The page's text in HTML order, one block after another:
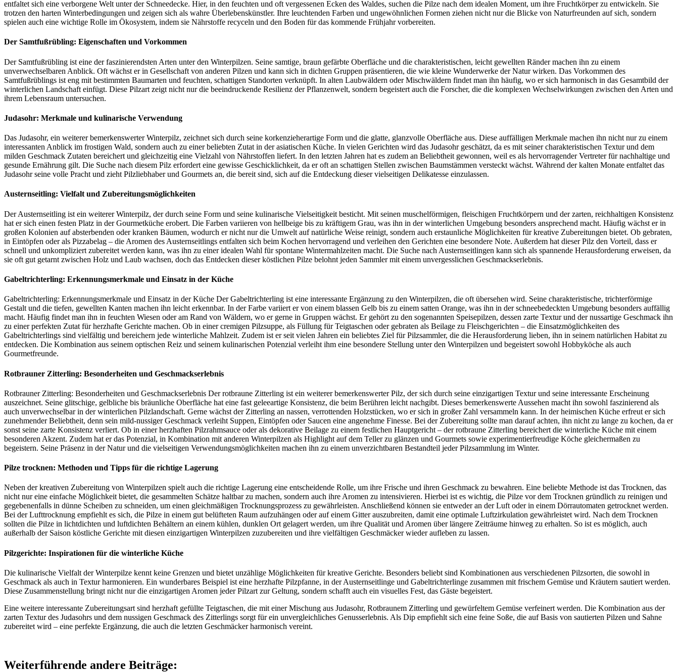
entfaltet sich eine verborgene Welt unter der Schneedecke. Hier, in den feuchten und oft vergessenen Ecken des Waldes, suchen die Pilze nach dem idealen Moment, um ihre Fruchtkörper zu entwickeln. Sie
trotzen den harten Winterbedingungen und zeigen sich als wahre Überlebenskünstler. Ihre leuchtenden Farben und ungewöhnlichen Formen ziehen nicht nur die Blicke von Naturfreunden auf sich, sondern
spielen auch eine wichtige Rolle im Ökosystem, indem sie Nährstoffe recyceln und den Boden für das kommende Frühjahr vorbereiten.
Der Samtfußrübling: Eigenschaften und Vorkommen
Der Samtfußrübling ist eine der faszinierendsten Arten unter den Winterpilzen. Seine samtige, braun gefärbte Oberfläche und die charakteristischen, leicht gewellten Ränder machen ihn zu einem
unverwechselbaren Anblick. Oft wächst er in Gesellschaft von anderen Pilzen und kann sich in dichten Gruppen präsentieren, die wie kleine Wunderwerke der Natur wirken. Das Vorkommen des
Samtfußrüblings ist eng mit bestimmten Baumarten und feuchten, schattigen Standorten verknüpft. In alten Laubwäldern oder Mischwäldern findet man ihn häufig, wo er sich harmonisch in das Gesamtbild der
winterlichen Landschaft einfügt. Diese Pilzart zeigt nicht nur die beeindruckende Resilienz der Pflanzenwelt, sondern begeistert auch die Forscher, die die komplexen Wechselwirkungen zwischen den Arten und
ihrem Lebensraum untersuchen.
Judasohr: Merkmale und kulinarische Verwendung
Das Judasohr, ein weiterer bemerkenswerter Winterpilz, zeichnet sich durch seine korkenzieherartige Form und die glatte, glanzvolle Oberfläche aus. Diese auffälligen Merkmale machen ihn nicht nur zu einem
interessanten Anblick im frostigen Wald, sondern auch zu einer beliebten Zutat in der asiatischen Küche. In vielen Gerichten wird das Judasohr geschätzt, da es mit seiner charakteristischen Textur und dem
milden Geschmack Zutaten bereichert und gleichzeitig eine Vielzahl von Nährstoffen liefert. In den letzten Jahren hat es zudem an Beliebtheit gewonnen, weil es als hervorragender Vertreter für nachhaltige und
gesunde Ernährung gilt. Die Suche nach diesem Pilz erfordert eine gewisse Geschicklichkeit, da er oft an schattigen Stellen zwischen Baumstämmen versteckt wächst. Während der kalten Monate entfaltet das
Judasohr seine volle Pracht und zieht Pilzliebhaber und Gourmets an, die bereit sind, sich auf die Entdeckung dieser vielseitigen Delikatesse einzulassen.
Austernseitling: Vielfalt und Zubereitungsmöglichkeiten
Der Austernseitling ist ein weiterer Winterpilz, der durch seine Form und seine kulinarische Vielseitigkeit besticht. Mit seinen muschelförmigen, fleischigen Fruchtkörpern und der zarten, reichhaltigen Konsistenz
hat er sich einen festen Platz in der Gourmetküche erobert. Die Farben variieren von hellbeige bis zu kräftigem Grau, was ihn in der winterlichen Umgebung besonders ansprechend macht. Häufig wächst er in
großen Kolonien auf absterbenden oder kranken Bäumen, wodurch er nicht nur die Umwelt auf natürliche Weise reinigt, sondern auch erstaunliche Möglichkeiten für kreative Zubereitungen bietet. Ob gebraten,
in Eintöpfen oder als Pizzabelag – die Aromen des Austernseitlings entfalten sich beim Kochen hervorragend und verleihen den Gerichten eine besondere Note. Außerdem hat dieser Pilz den Vorteil, dass er
schnell und unkompliziert zubereitet werden kann, was ihn zu einer idealen Wahl für spontane Wintermahlzeiten macht. Die Suche nach Austernseitlingen kann sich als spannende Herausforderung erweisen, da
sie oft gut getarnt zwischen Holz und Laub wachsen, doch das Entdecken dieser köstlichen Pilze belohnt jeden Sammler mit einem unvergesslichen Geschmackserlebnis.
Gabeltrichterling: Erkennungsmerkmale und Einsatz in der Küche
Gabeltrichterling: Erkennungsmerkmale und Einsatz in der Küche Der Gabeltrichterling ist eine interessante Ergänzung zu den Winterpilzen, die oft übersehen wird. Seine charakteristische, trichterförmige
Gestalt und die tiefen, gewellten Kanten machen ihn leicht erkennbar. In der Farbe variiert er von einem blassen Gelb bis zu einem satten Orange, was ihn in der schneebedeckten Umgebung besonders auffällig
macht. Häufig findet man ihn in feuchten Wiesen oder am Rand von Wäldern, wo er gerne in Gruppen wächst. Er gehört zu den sogenannten Speisepilzen, dessen zarte Textur und der nussartige Geschmack ihn
zu einer perfekten Zutat für herzhafte Gerichte machen. Ob in einer cremigen Pilzsuppe, als Füllung für Teigtaschen oder gebraten als Beilage zu Fleischgerichten – die Einsatzmöglichkeiten des
Gabeltrichterlings sind vielfältig und bereichern jede winterliche Mahlzeit. Zudem ist er seit vielen Jahren ein beliebtes Ziel für Pilzsammler, die die Herausforderung lieben, ihn in seinem natürlichen Habitat zu
entdecken. Die Kombination aus seinem optischen Reiz und seinem kulinarischen Potenzial verleiht ihm eine besondere Stellung unter den Winterpilzen und begeistert sowohl Hobbyköche als auch
Gourmetfreunde.
Rotbrauner Zitterling: Besonderheiten und Geschmackserlebnis
Rotbrauner Zitterling: Besonderheiten und Geschmackserlebnis Der rotbraune Zitterling ist ein weiterer bemerkenswerter Pilz, der sich durch seine einzigartigen Textur und seine interessante Erscheinung
auszeichnet. Seine glitschige, gelbliche bis bräunliche Oberfläche hat eine fast geleeartige Konsistenz, die beim Berühren leicht nachgibt. Dieses bemerkenswerte Aussehen macht ihn sowohl faszinierend als
auch unverwechselbar in der winterlichen Pilzlandschaft. Gerne wächst der Zitterling an nassen, verrottenden Holzstücken, wo er sich in großer Zahl versammeln kann. In der heimischen Küche erfreut er sich
zunehmender Beliebtheit, denn sein mild-nussiger Geschmack verleiht Suppen, Eintöpfen oder Saucen eine angenehme Finesse. Bei der Zubereitung sollte man darauf achten, ihn nicht zu lange zu kochen, da er
sonst seine zarte Konsistenz verliert. Ob in einer herzhaften Pilzrahmsauce oder als dekorative Beilage zu einem festlichen Hauptgericht – der rotbraune Zitterling bereichert die winterliche Küche mit einem
besonderen Akzent. Zudem hat er das Potenzial, in Kombination mit anderen Winterpilzen als Highlight auf dem Teller zu glänzen und Gourmets sowie experimentierfreudige Köche gleichermaßen zu
begeistern. Seine Präsenz in der Natur und die vielseitigen Verwendungsmöglichkeiten machen ihn zu einem unverzichtbaren Bestandteil jeder Pilzsammlung im Winter.
Pilze trocknen: Methoden und Tipps für die richtige Lagerung
Neben der kreativen Zubereitung von Winterpilzen spielt auch die richtige Lagerung eine entscheidende Rolle, um ihre Frische und ihren Geschmack zu bewahren. Eine beliebte Methode ist das Trocknen, das
nicht nur eine einfache Möglichkeit bietet, die gesammelten Schätze haltbar zu machen, sondern auch ihre Aromen zu intensivieren. Hierbei ist es wichtig, die Pilze vor dem Trocknen gründlich zu reinigen und
gegebenenfalls in dünne Scheiben zu schneiden, um einen gleichmäßigen Trocknungsprozess zu gewährleisten. Anschließend können sie entweder an der Luft oder in einem Dörrautomaten getrocknet werden.
Bei der Lufttrocknung empfiehlt es sich, die Pilze in einem gut belüfteten Raum aufzuhängen oder auf einem Gitter auszubreiten, damit eine optimale Luftzirkulation gewährleistet wird. Nach dem Trocknen
sollten die Pilze in lichtdichten und luftdichten Behältern an einem kühlen, dunklen Ort gelagert werden, um ihre Qualität und Aromen über längere Zeiträume hinweg zu erhalten. So ist es möglich, auch
außerhalb der Saison köstliche Gerichte mit diesen einzigartigen Winterpilzen zuzubereiten und ihre vielfältigen Geschmäcker wieder aufleben zu lassen.
Pilzgerichte: Inspirationen für die winterliche Küche
Die kulinarische Vielfalt der Winterpilze kennt keine Grenzen und bietet unzählige Möglichkeiten für kreative Gerichte. Besonders beliebt sind Kombinationen aus verschiedenen Pilzsorten, die sowohl in
Geschmack als auch in Textur harmonieren. Ein wunderbares Beispiel ist eine herzhafte Pilzpfanne, in der Austernseitlinge und Gabeltrichterlinge zusammen mit frischem Gemüse und Kräutern sautiert werden.
Diese Zusammenstellung bringt nicht nur die einzigartigen Aromen jeder Pilzart zur Geltung, sondern schafft auch ein visuelles Fest, das Gäste begeistert.
Eine weitere interessante Zubereitungsart sind herzhaft gefüllte Teigtaschen, die mit einer Mischung aus Judasohr, Rotbraunem Zitterling und gewürfeltem Gemüse verfeinert werden. Die Kombination aus der
zarten Textur des Judasohrs und dem nussigen Geschmack des Zitterlings sorgt für ein unvergleichliches Genusserlebnis. Als Dip empfiehlt sich eine feine Soße, die auf Basis von sautierten Pilzen und Sahne
zubereitet wird – eine perfekte Ergänzung, die auch die letzten Geschmäcker harmonisch vereint.
Weiterführende andere Beiträge: